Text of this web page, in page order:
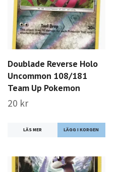
Doublade Reverse Holo
Uncommon 108/181
Team Up Pokemon
20 kr
LÄS MER